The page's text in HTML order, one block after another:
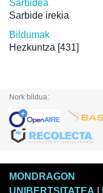
Sarbidea
Sarbide irekia
Bildumak
Hezkuntza [431]
Nork bildua:
MONDRAGON